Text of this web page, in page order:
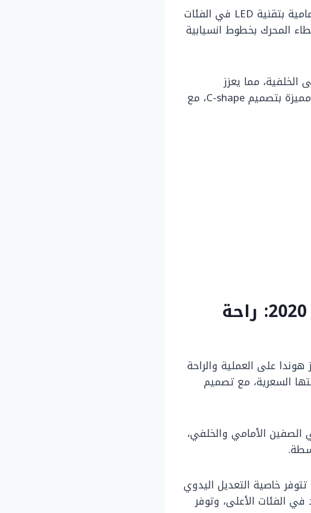
تتميز الواجهة الأمامية بشبك أنيق يتوسطه شعار هوندا، مع مصابيح أمامية بتقنية LED في الفئات
المحرك بخطوط انسيابية
الخلفية، مما يعزز
الإحساس بالحركة حتى أثناء التوقف. أما الخلفية، فجاءت بمصابيح LED مميزة بتصميم C-shape، مع
المقصورة الداخلية في هوندا سيفيك 2020: راحة
على العملية والراحة
السعرية، مع تصميم
الأمامي والخلفي،
خاصية التعديل اليدوي
الفئات الأعلى، وتوفر